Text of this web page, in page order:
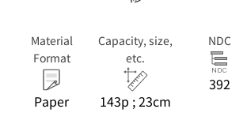
Material
Format
Paper
Capacity, size,
etc.
143p ; 23cm
NDC
392